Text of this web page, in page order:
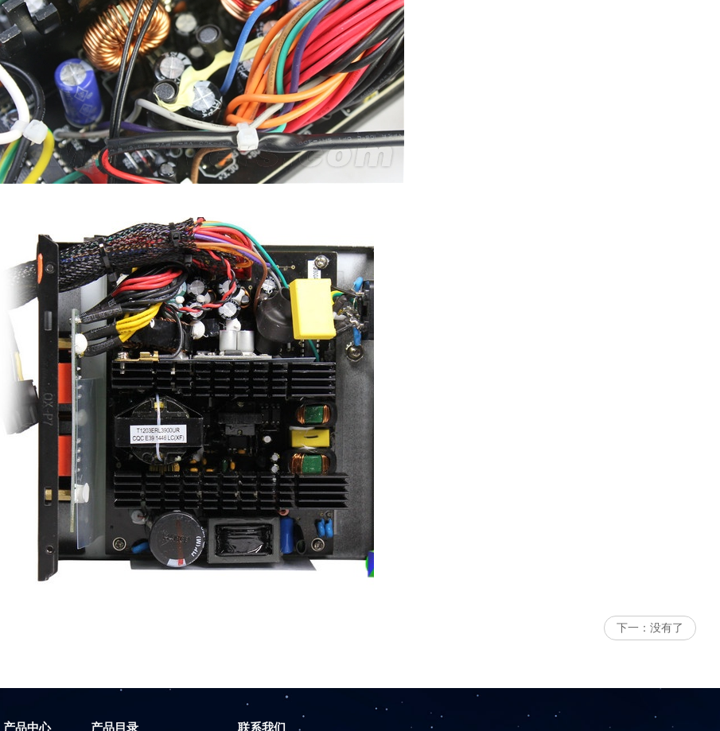
下一： 没有了
产品中心 产品目录 联系我们